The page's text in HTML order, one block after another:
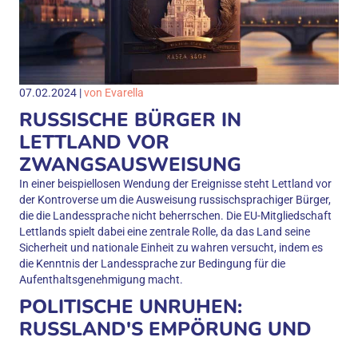
07.02.2024 |von Evarella
RUSSISCHE BÜRGER IN
LETTLAND VOR
ZWANGSAUSWEISUNG
In einer beispiellosen Wendung der Ereignisse steht Lettland vor
der Kontroverse um die Ausweisung russischsprachiger Bürger,
die die Landessprache nicht beherrschen. Die EU-Mitgliedschaft
Lettlands spielt dabei eine zentrale Rolle, da das Land seine
Sicherheit und nationale Einheit zu wahren versucht, indem es
die Kenntnis der Landessprache zur Bedingung für die
Aufenthaltsgenehmigung macht.
POLITISCHE UNRUHEN:
RUSSLAND'S EMPÖRUNG UND